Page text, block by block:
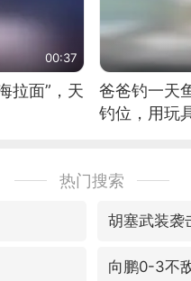
00:37
拉面”，天
爸爸钓一天
钓位，用玩
热门搜索
胡塞武装袭
向鹏0-3不